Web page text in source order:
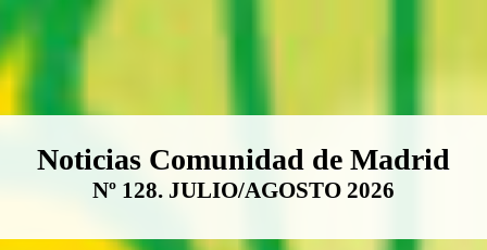
Boletín Noticias Comunidad de
Noticias Comunidad de Madrid
Nº 128. JULIO/AGOSTO 2026